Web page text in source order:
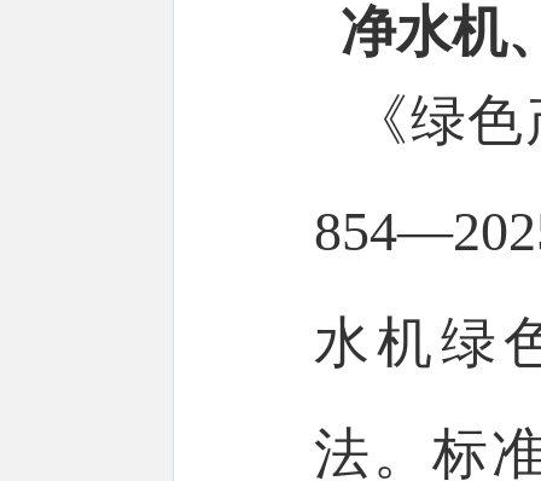
净水机
《绿
水机绿
法。标